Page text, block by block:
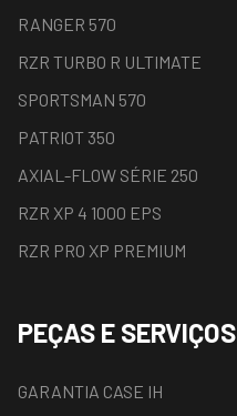
RANGER 570
RZR TURBO R ULTIMATE
SPORTSMAN 570
PATRIOT 350
AXIAL-FLOW SÉRIE 250
RZR XP 4 1000 EPS
RZR PRO XP PREMIUM
PEÇAS E SERVIÇOS
GARANTIA CASE IH